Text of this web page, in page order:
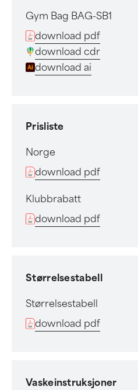
Gym Bag BAG-SB1
download pdf
download cdr
download ai
Prisliste
Norge
download pdf
Klubbrabatt
download pdf
Størrelsestabell
Størrelsestabell
download pdf
Vaskeinstruksjoner